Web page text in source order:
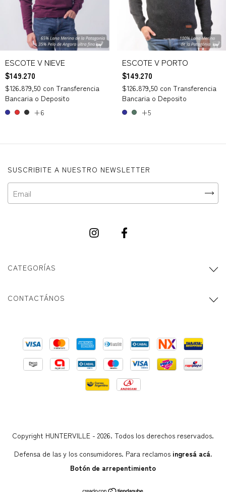
ESCOTE V NIEVE
$149.270
$126.879,50 con Transferencia
Bancaria o Deposito
+6
ESCOTE V PORTO
$149.270
$126.879,50 con Transferencia
Bancaria o Deposito
+5
SUSCRIBITE A NUESTRO NEWSLETTER
CATEGORÍAS
CONTACTÁNOS
Copyright HUNTERVILLE - 2026. Todos los derechos reservados.
Defensa de las y los consumidores. Para reclamos ingresá acá.
Botón de arrepentimiento